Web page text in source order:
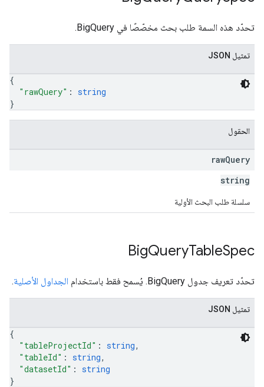
تحدّد هذه السمة طلب بحث مخصّصًا في BigQuery.
تمثيل JSON
{
"rawQuery" : string
}
الحقول
rawQuery
string
سلسلة طلب البحث الأولية
BigQueryTableSpec
تحدّد تعريف جدول BigQuery. يُسمح فقط باستخدام الجداول الأصلية.
تمثيل JSON
{
"tableProjectId" : string,
"tableId" : string,
"datasetId" : string
}